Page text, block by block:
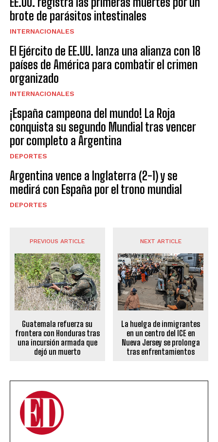
brote de parásitos intestinales
INTERNACIONALES
El Ejército de EE.UU. lanza una alianza con 18
países de América para combatir el crimen
organizado
INTERNACIONALES
¡España campeona del mundo! La Roja
conquista su segundo Mundial tras vencer
por completo a Argentina
DEPORTES
Argentina vence a Inglaterra (2-1) y se
medirá con España por el trono mundial
DEPORTES
PREVIOUS ARTICLE
Guatemala refuerza su
frontera con Honduras tras
una incursión armada que
dejó un muerto
NEXT ARTICLE
La huelga de inmigrantes
en un centro del ICE en
Nueva Jersey se prolonga
tras enfrentamientos